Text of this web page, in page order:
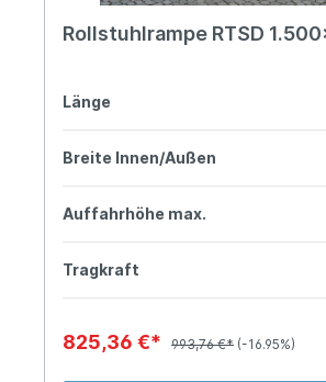
Rollstuhlrampe RTSD
Länge
Breite Innen/Außen
Auffahrhöhe max.
Tragkraft
825,36 €* 993,76 €* (-16.95%)